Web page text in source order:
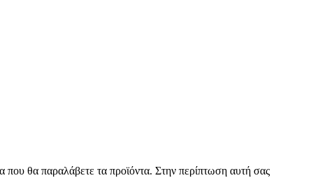
που θα παραλάβετε τα προϊόντα. Στην περίπτωση αυτή σας